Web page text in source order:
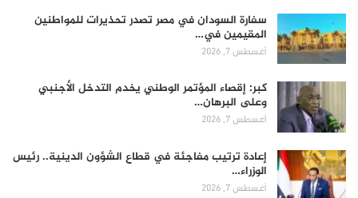
سفارة السودان في مصر تصدر تحذيرات للمواطنين
المقيمين في…
أغسطس 7, 2026
كبر: إقصاء المؤتمر الوطني يخدم التدخل الأجنبي
وعلى البرهان…
أغسطس 7, 2026
إعادة ترتيب مفاجئة في قطاع الشؤون الدينية.. رئيس
الوزراء…
أغسطس 7, 2026